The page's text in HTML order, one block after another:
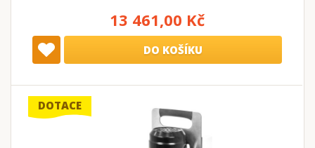
13 461,00 Kč
DO KOŠÍKU
DOTACE